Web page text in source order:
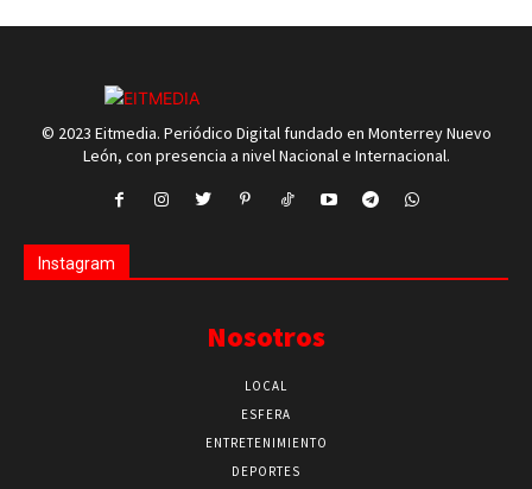
© 2023 Eitmedia. Periódico Digital fundado en Monterrey Nuevo
León, con presencia a nivel Nacional e Internacional.
Instagram
Nosotros
LOCAL
ESFERA
ENTRETENIMIENTO
DEPORTES